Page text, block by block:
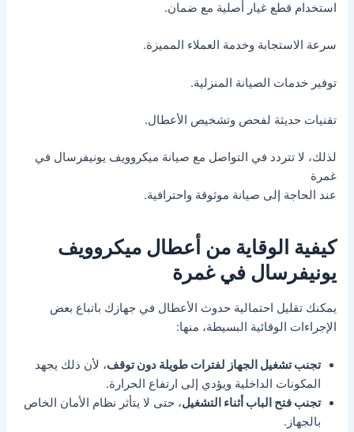
استخدام قطع غيار أصلية مع ضمان.
سرعة الاستجابة وخدمة العملاء المميزة.
توفير خدمات الصيانة المنزلية.
تقنيات حديثة لفحص وتشخيص الأعطال.
لذلك، لا تتردد في التواصل مع صيانة ميكروويف يونيفرسال في
غمرة
عند الحاجة إلى صيانة موثوقة واحترافية.
كيفية الوقاية من أعطال ميكروويف
يونيفرسال في غمرة
يمكنك تقليل احتمالية حدوث الأعطال في جهازك باتباع بعض
الإجراءات الوقائية البسيطة، منها:
تجنب تشغيل الجهاز لفترات طويلة دون توقف، لأن ذلك يجهد
المكونات الداخلية ويؤدي إلى ارتفاع الحرارة.
تجنب فتح الباب أثناء التشغيل، حتى لا يتأثر نظام الأمان الخاص
بالجهاز.